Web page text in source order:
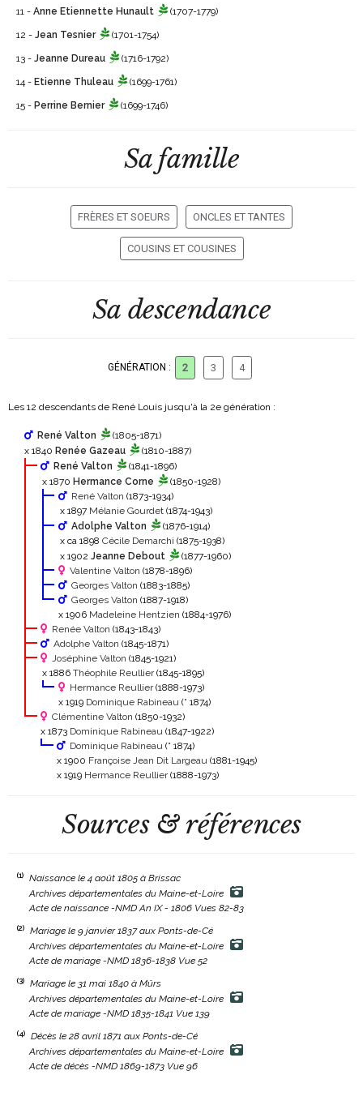
11 - Anne Etiennette Hunault (1707-1779)
12 - Jean Tesnier (1701-1754)
13 - Jeanne Dureau (1716-1792)
14 - Etienne Thuleau (1699-1761)
15 - Perrine Bernier (1699-1746)
Sa famille
FRÈRES ET SOEURS ONCLES ET TANTES
COUSINS ET COUSINES
Sa descendance
GÉNÉRATION : 2 3 4
Les 12 descendants de René Louis jusqu'à la 2e génération :
René Valton
(1805-1871)
x 1840 Renée Gazeau
(1810-1887)
René Valton
(1841-1896)
x 1870 Hermance Corne
(1850-1928)
René Valton (1873-1934)
x 1897 Mélanie Gourdet (1874-1943)
Adolphe Valton
(1876-1914)
x ca 1898 Cécile Demarchi (1875-1938)
x 1902 Jeanne Debout
(1877-1960)
Valentine Valton (1878-1896)
Georges Valton (1883-1885)
Georges Valton (1887-1918)
x 1906 Madeleine Hentzien (1884-1976)
Renée Valton (1843-1843)
Adolphe Valton (1845-1871)
Joséphine Valton (1845-1921)
x 1886 Théophile Reullier(1845-1895)
Hermance Reullier(1888-1973)
x 1919 Dominique Rabineau (° 1874)
Clémentine Valton (1850-1932)
x 1873 Dominique Rabineau (1847-1922)
Dominique Rabineau (° 1874)
x 1900 Françoise Jean Dit Largeau (1881-1945)
x 1919 Hermance Reullier(1888-1973)
Sources & références
(1)
Naissance le 4 août 1805 à Brissac
Archives départementales du Maine-et-Loire
Acte de naissance -NMD An IX - 1806 Vues 82-83
(2)
Mariage le 9 janvier 1837 aux Ponts-de-Cé
Archives départementales du Maine-et-Loire
Acte de mariage -NMD 1836-1838 Vue 52
(3)
Mariage le 31 mai 1840 à Mûrs
Archives départementales du Maine-et-Loire
Acte de mariage -NMD 1835-1841 Vue 139
(4)
Décès le 28 avril 1871 aux Ponts-de-Cé
Archives départementales du Maine-et-Loire
Acte de décès -NMD 1869-1873 Vue 96